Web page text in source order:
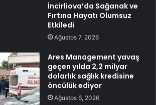
İncirliova’da Sağanak ve
Fırtına Hayatı Olumsuz
Etkiledi
Ağustos 7, 2026
Ares Management yavaş
geçen yılda 2,2 milyar
dolarlık sağlık kredisine
öncülük ediyor
Ağustos 6, 2026